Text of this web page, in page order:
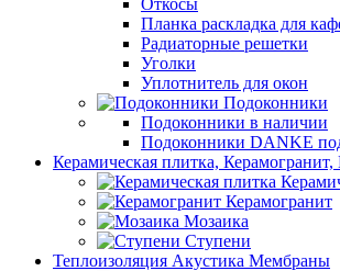
Откосы
Планка раскладка для
Радиаторные решетки
Уголки
Уплотнитель для окон
Подоконники
Подоконники в наличии
Подоконники DANKE
Керамическая плитка,
Керамогранит
Мозаика
Ступени
Теплоизоляция Акустика Мембраны